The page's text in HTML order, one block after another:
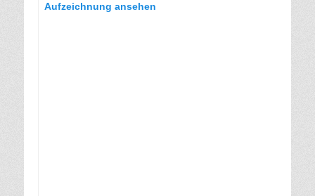
Aufzeichnung ansehen